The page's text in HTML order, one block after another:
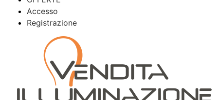
Accesso
Registrazione